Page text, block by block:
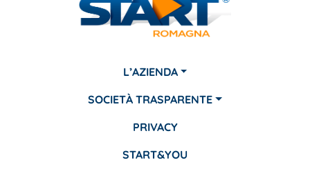
L’AZIENDA
SOCIETÀ TRASPARENTE
PRIVACY
START&YOU